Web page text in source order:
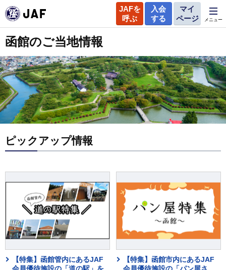
JAFを
呼ぶ
入会
する
マイ
ページ
メニュー
函館のご当地情報
ピックアップ情報
【特集】函館管内にあるJAF
会員優待施設の「道の駅」を
【特集】函館市内にあるJAF
会員優待施設の「パン屋さ